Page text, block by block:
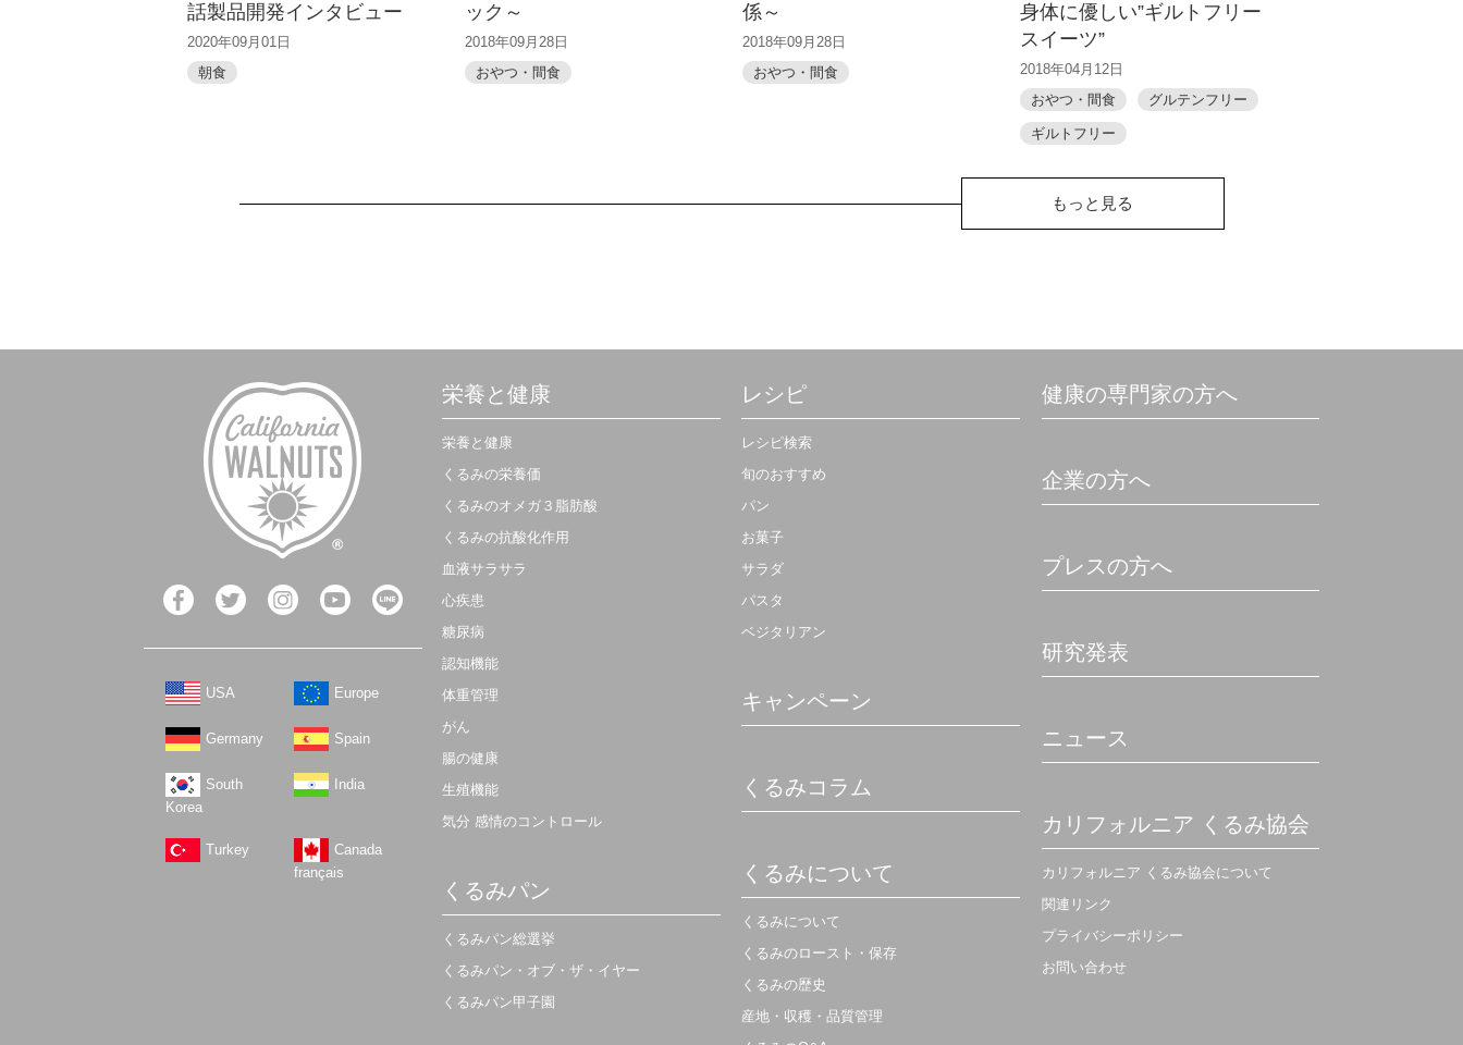
話製品開発インタビュー
2020年09月01日
朝食
ック～
2018年09月28日
おやつ・間食
係～
2018年09月28日
おやつ・間食
身体に優しい”ギルトフリー
スイーツ”
2018年04月12日
おやつ・間食
グルテンフリー
ギルトフリー
もっと見る
USA Europe
Germany Spain
South
Korea
India
Turkey
Canada
français
栄養と健康
栄養と健康
くるみの栄養価
くるみのオメガ３脂肪酸
くるみの抗酸化作用
血液サラサラ
心疾患
糖尿病
認知機能
体重管理
がん
腸の健康
生殖機能
気分 感情のコントロール
くるみパン
くるみパン総選挙
くるみパン・オブ・ザ・イヤー
くるみパン甲子園
レシピ
レシピ検索
旬のおすすめ
パン
お菓子
サラダ
パスタ
ベジタリアン
キャンペーン
くるみコラム
くるみについて
くるみについて
くるみのロースト・保存
くるみの歴史
産地・収穫・品質管理
健康の専門家の方へ
企業の方へ
プレスの方へ
研究発表
ニュース
カリフォルニア くるみ協会
カリフォルニア くるみ協会について
関連リンク
プライバシーポリシー
お問い合わせ